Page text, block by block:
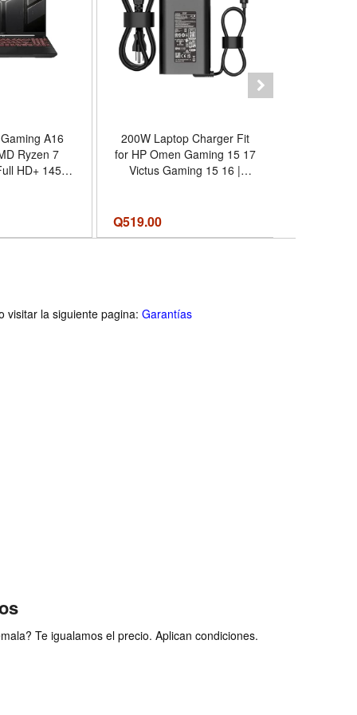
A16
Ryzen 7
HD+ 145Hz
Backlit
11
200W Laptop Charger Fit
for HP Omen Gaming 15 17
Victus Gaming 15 16 |
G11 TPN-DA10 L00818-850
Q519.00
visitar la siguiente pagina: Garantías
Te igualamos el precio. Aplican condiciones.